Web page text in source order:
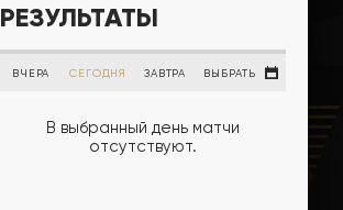
РЕЗУЛЬТАТЫ
ВЧЕРА СЕГОДНЯ ЗАВТРА ВЫБРАТЬ
В выбранный день матчи
отсутствуют.